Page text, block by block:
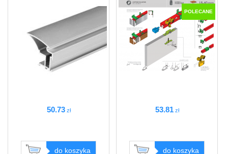
50.73 zł
do koszyka
POLECANE
53.81 zł
do koszyka